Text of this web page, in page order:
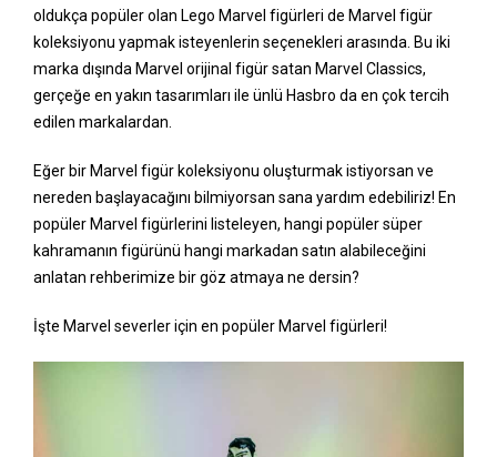
oldukça popüler olan Lego Marvel figürleri de Marvel figür
koleksiyonu yapmak isteyenlerin seçenekleri arasında. Bu iki
marka dışında Marvel orijinal figür satan Marvel Classics,
gerçeğe en yakın tasarımları ile ünlü Hasbro da en çok tercih
edilen markalardan.
Eğer bir Marvel figür koleksiyonu oluşturmak istiyorsan ve
nereden başlayacağını bilmiyorsan sana yardım edebiliriz! En
popüler Marvel figürlerini listeleyen, hangi popüler süper
kahramanın figürünü hangi markadan satın alabileceğini
anlatan rehberimize bir göz atmaya ne dersin?
İşte Marvel severler için en popüler Marvel figürleri!